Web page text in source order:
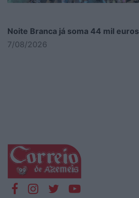
Noite Branca já soma 44 mil euros
7/08/2026